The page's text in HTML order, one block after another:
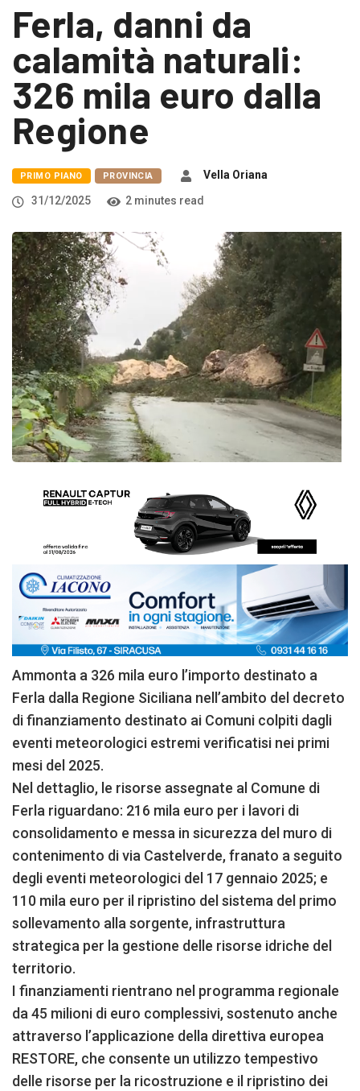
Ferla, danni da
calamità naturali:
326 mila euro dalla
Regione
PRIMO PIANO PROVINCIA
Vella Oriana
31/12/2025
2 minutes read
Ammonta a 326 mila euro l’importo destinato a
Ferla dalla Regione Siciliana nell’ambito del decreto
di finanziamento destinato ai Comuni colpiti dagli
eventi meteorologici estremi verificatisi nei primi
mesi del 2025.
Nel dettaglio, le risorse assegnate al Comune di
Ferla riguardano: 216 mila euro per i lavori di
consolidamento e messa in sicurezza del muro di
contenimento di via Castelverde, franato a seguito
degli eventi meteorologici del 17 gennaio 2025; e
110 mila euro per il ripristino del sistema del primo
sollevamento alla sorgente, infrastruttura
strategica per la gestione delle risorse idriche del
territorio.
I finanziamenti rientrano nel programma regionale
da 45 milioni di euro complessivi, sostenuto anche
attraverso l’applicazione della direttiva europea
RESTORE, che consente un utilizzo tempestivo
delle risorse per la ricostruzione e il ripristino dei